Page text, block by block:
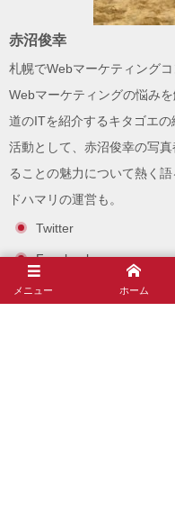
赤沼俊幸
札幌でWebマーケティング
Webマーケティングの悩みを
道のITを紹介するキタゴエの
活動として、 赤沼俊幸の写真
ることの魅力について熱く
ドハマリの運営も。
Twitter
Facebook
note
メニュー ホーム